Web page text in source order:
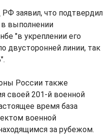
заявил, что подтвердил
выполнении
"в укреплении его
двусторонней линии, так
России также
своей 201-й военной
время база
военной
за рубежом.